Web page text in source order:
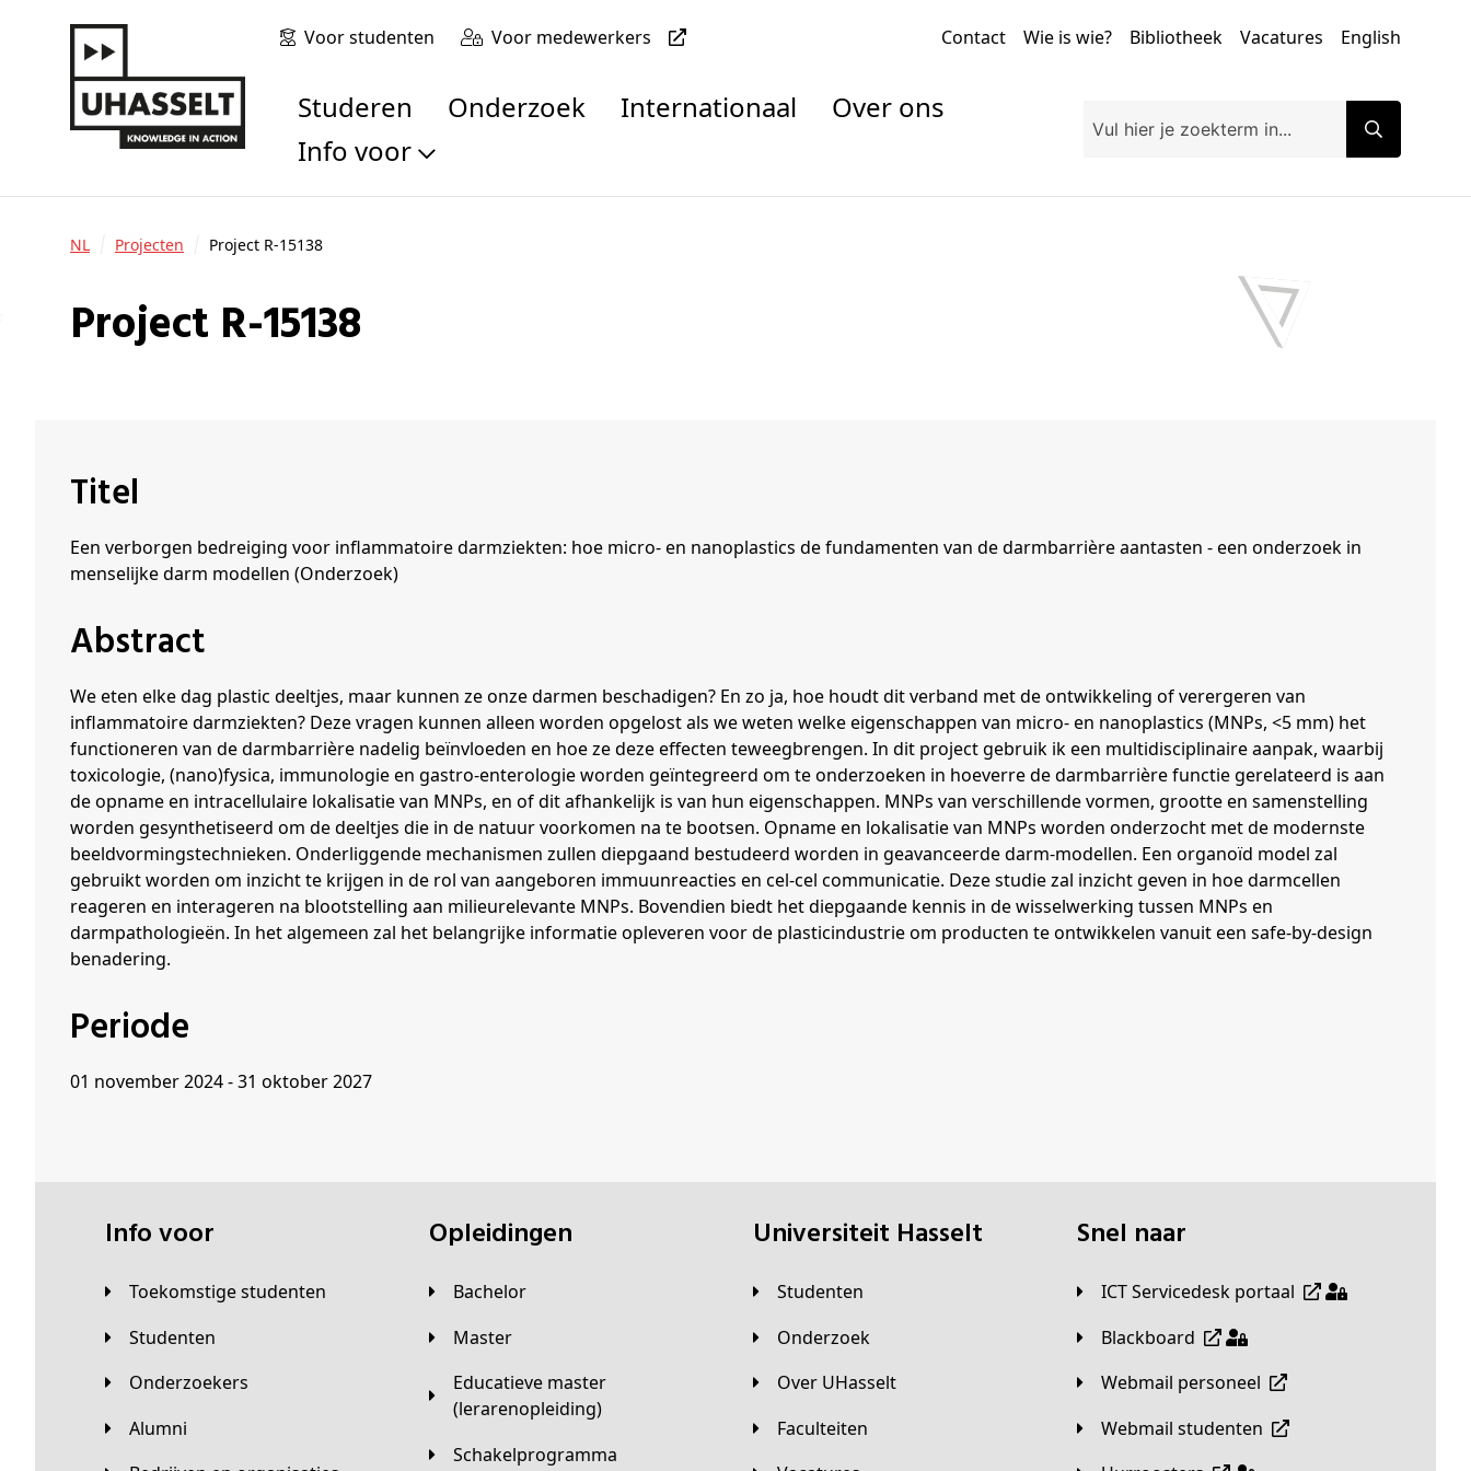
Voor studenten Voor medewerkers Contact Wie is wie? Bibliotheek Vacatures English
Studeren Onderzoek Internationaal
Over ons
Info voor
Toekomstige studenten
Studenten
Alumni
Bedrijven en organisaties
NL Projecten Project R-15138
Project R-15138
Titel
Een verborgen bedreiging voor inflammatoire darmziekten: hoe micro- en nanoplastics de fundamenten van de darmbarrière aantasten - een onderzoek in
menselijke darm modellen (Onderzoek)
Abstract
We eten elke dag plastic deeltjes, maar kunnen ze onze darmen beschadigen? En zo ja, hoe houdt dit verband met de ontwikkeling of verergeren van
inflammatoire darmziekten? Deze vragen kunnen alleen worden opgelost als we weten welke eigenschappen van micro- en nanoplastics (MNPs, <5 mm) het
functioneren van de darmbarrière nadelig beïnvloeden en hoe ze deze effecten teweegbrengen. In dit project gebruik ik een multidisciplinaire aanpak, waarbij
toxicologie, (nano)fysica, immunologie en gastro-enterologie worden geïntegreerd om te onderzoeken in hoeverre de darmbarrière functie gerelateerd is aan
de opname en intracellulaire lokalisatie van MNPs, en of dit afhankelijk is van hun eigenschappen. MNPs van verschillende vormen, grootte en samenstelling
worden gesynthetiseerd om de deeltjes die in de natuur voorkomen na te bootsen. Opname en lokalisatie van MNPs worden onderzocht met de modernste
beeldvormingstechnieken. Onderliggende mechanismen zullen diepgaand bestudeerd worden in geavanceerde darm-modellen. Een organoïd model zal
gebruikt worden om inzicht te krijgen in de rol van aangeboren immuunreacties en cel-cel communicatie. Deze studie zal inzicht geven in hoe darmcellen
reageren en interageren na blootstelling aan milieurelevante MNPs. Bovendien biedt het diepgaande kennis in de wisselwerking tussen MNPs en
darmpathologieën. In het algemeen zal het belangrijke informatie opleveren voor de plasticindustrie om producten te ontwikkelen vanuit een safe-by-design
benadering.
Periode
01 november 2024 - 31 oktober 2027
Info voor
Toekomstige studenten
Studenten
Onderzoekers
Alumni
Opleidingen
Bachelor
Master
Educatieve master
(lerarenopleiding)
Schakelprogramma
universiteit Hasselt
Studenten
Onderzoek
Over UHasselt
Faculteiten
Snel naar
ICT Servicedesk portaal
Blackboard
Webmail personeel
Webmail studenten